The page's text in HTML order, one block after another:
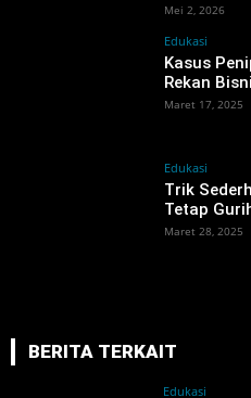
Mei 2, 2026
Edukasi
Kasus
Rekan
Maret 17, 2025
Edukasi
Trik
Tetap
Maret 28, 2025
BERITA TERKAIT
Edukasi